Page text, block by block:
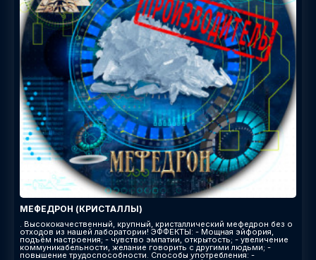
МЕФЕДРОН (КРИСТАЛЛЫ)
. Высококачественный, крупный, кристаллический мефедрон без о
отходов из нашей лаборатории! ЭФФЕКТЫ: - Мощная эйфория,
подъём настроения; - чувство эмпатии, открытость; - увеличение
коммуникабельности, желание говорить с другими людьми; -
повышение трудоспособности. Способы употребления: -